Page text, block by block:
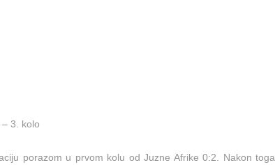
3. kolo
porazom u prvom kolu od Juzne Afrike 0:2. Nakon toga